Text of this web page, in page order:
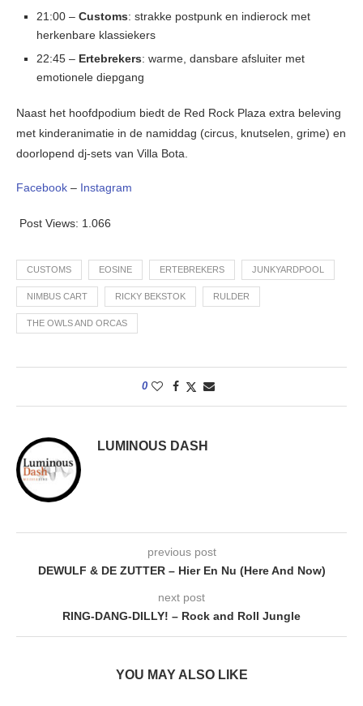
21:00 – Customs: strakke postpunk en indierock met
herkenbare klassiekers
22:45 – Ertebrekers: warme, dansbare afsluiter met
emotionele diepgang
Naast het hoofdpodium biedt de Red Rock Plaza extra beleving
met kinderanimatie in de namiddag (circus, knutselen, grime) en
doorlopend dj-sets van Villa Bota.
Facebook – Instagram
Post Views: 1.066
CUSTOMS EOSINE ERTEBREKERS JUNKYARDPOOL
NIMBUS CART RICKY BEKSTOK RULDER
THE OWLS AND ORCAS
0
LUMINOUS DASH
previous post
DEWULF & DE ZUTTER – Hier En Nu (Here And Now)
next post
RING-DANG-DILLY! – Rock and Roll Jungle
YOU MAY ALSO LIKE